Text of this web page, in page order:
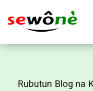
Rubutun Blog na